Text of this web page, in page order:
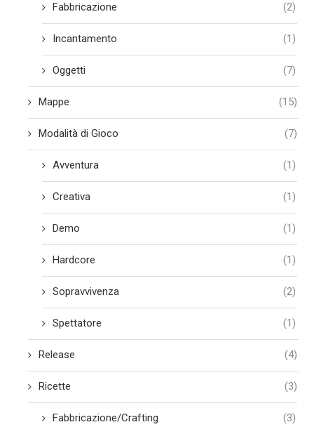
Fabbricazione (2)
Incantamento (1)
Oggetti (7)
Mappe (15)
Modalità di Gioco (7)
Avventura (1)
Creativa (1)
Demo (1)
Hardcore (1)
Sopravvivenza (2)
Spettatore (1)
Release (4)
Ricette (3)
Fabbricazione/Crafting (3)